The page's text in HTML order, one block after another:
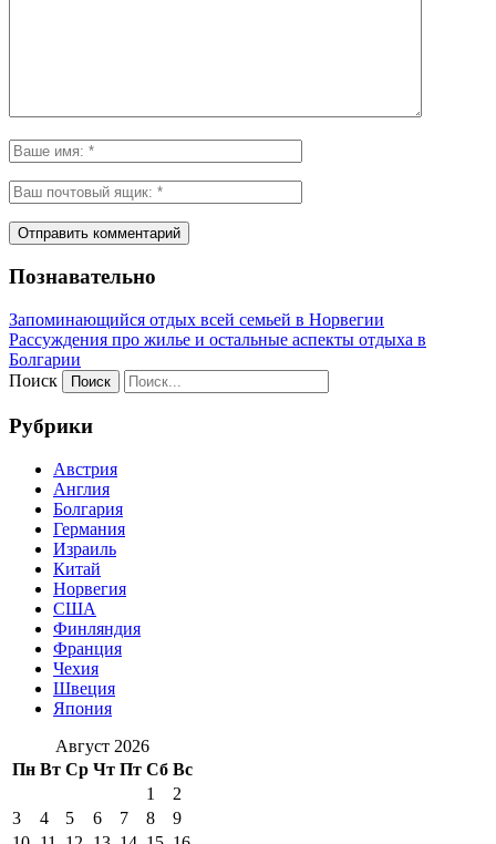
Познавательно
Запоминающийся отдых всей семьей в Норвегии
Рассуждения про жилье и остальные аспекты отдыха в
Болгарии
Поиск
Рубрики
Австрия
Англия
Болгария
Германия
Израиль
Китай
Норвегия
США
Финляндия
Франция
Чехия
Швеция
Япония
Август 2026
Пн Вт Ср Чт Пт Сб Вс
1
2
3
4 5 6 7 8
9